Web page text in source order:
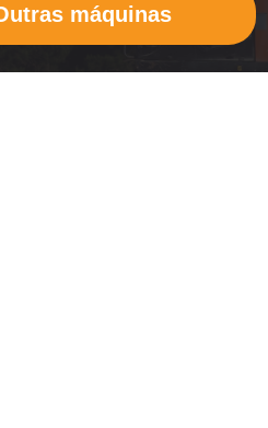
máquinas